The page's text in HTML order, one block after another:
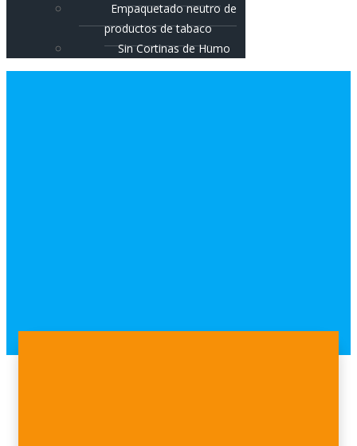
Empaquetado neutro de
productos de tabaco
Sin Cortinas de Humo